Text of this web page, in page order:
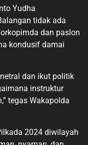
Yudha
tidak ada
dan paslon
kondusif damai
dan ikut politik
instruktur
tegas Wakapolda
2024 diwilayah